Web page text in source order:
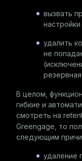
вызвать
удалить
не
В целом,
гибкие и
смотреть на
Greengage, то
следующим
удаление